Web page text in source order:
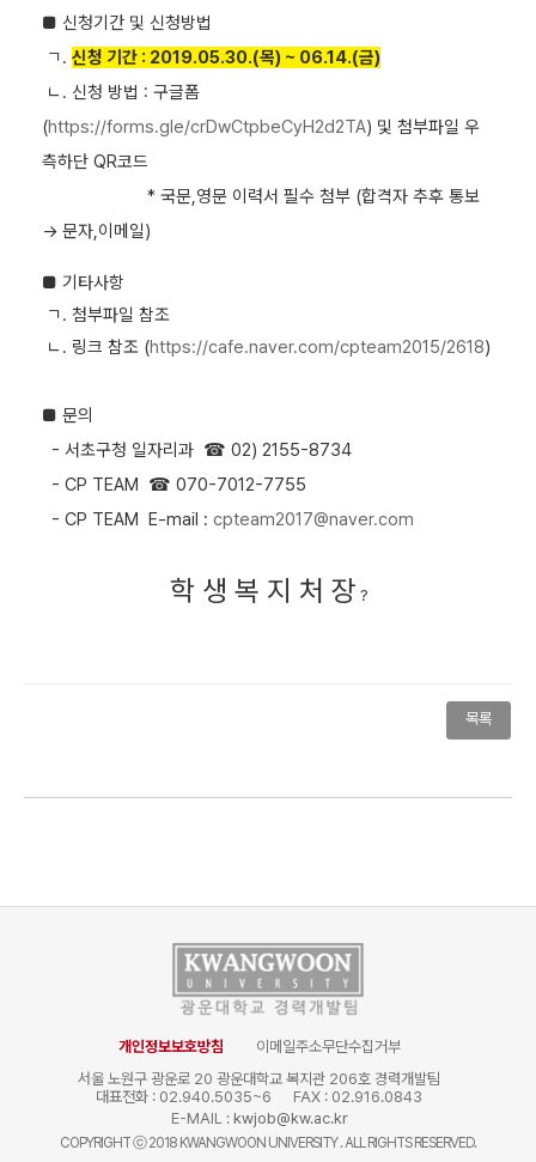
■ 신청기간 및 신청방법
ㄱ. 신청 기간 : 2019.05.30.(목) ~ 06.14.(금)
ㄴ. 신청 방법 : 구글폼
(https://forms.gle/crDwCtpbeCyH2d2TA) 및 첨부파일 우
측하단 QR코드
* 국문,영문 이력서 필수 첨부 (합격자 추후 통보
→ 문자,이메일)
■ 기타사항
ㄱ. 첨부파일 참조
ㄴ. 링크 참조 (https://cafe.naver.com/cpteam2015/2618)
■ 문의
- 서초구청 일자리과 ☎ 02) 2155-8734
- CP TEAM ☎ 070-7012-7755
- CP TEAM E-mail : cpteam2017@naver.com
학 생 복 지 처 장 ?
목록
개인정보보호방침
이메일주소무단수집거부
서울 노원구 광운로 20 광운대학교 복지관 206호 경력개발팀
대표전화 : 02.940.5035~6
FAX : 02.916.0843
E-MAIL : kwjob@kw.ac.kr
COPYRIGHTⓒ2018 KWANGWOON UNIVERSITY . ALL RIGHTS RESERVED.